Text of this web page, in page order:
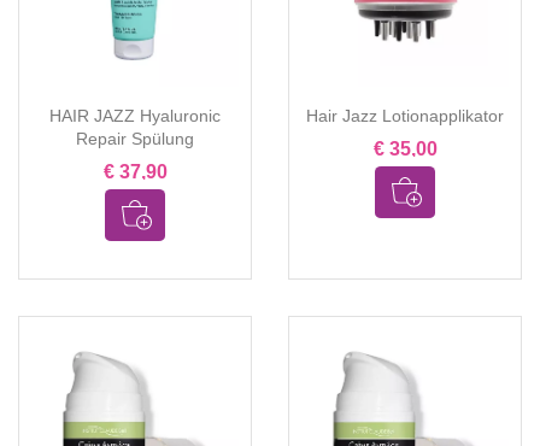
HAIR JAZZ Hyaluronic
Repair Spülung
€ 37,90
Hair Jazz Lotionapplikator
€ 35,00